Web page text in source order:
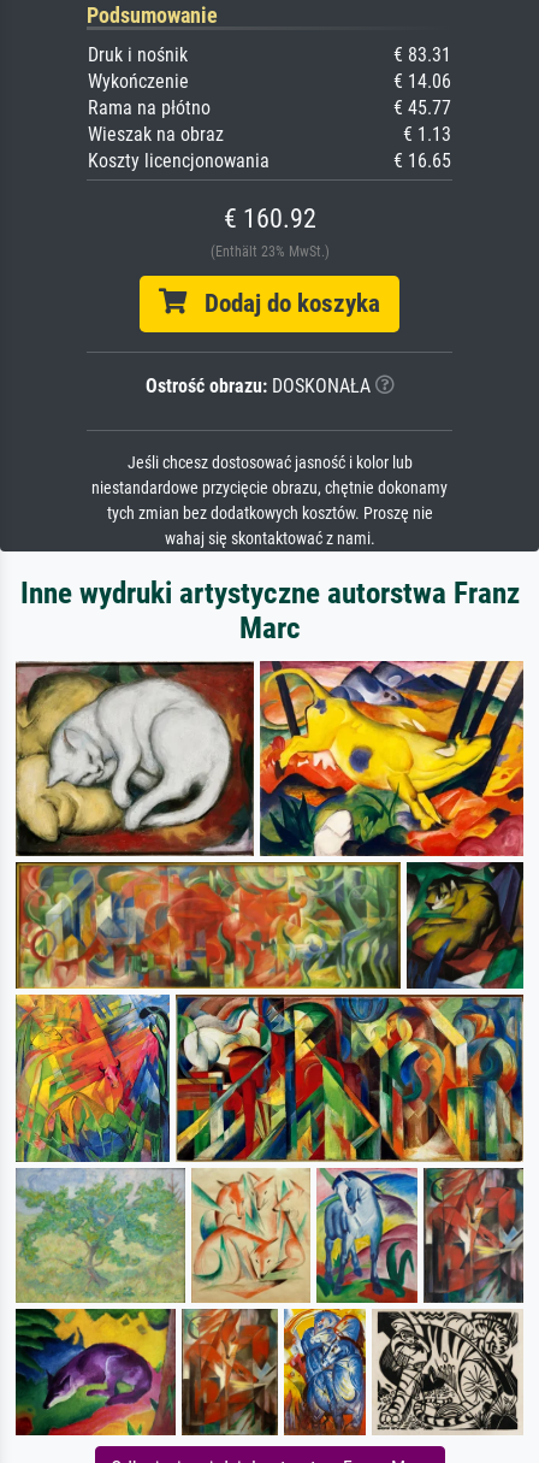
Podsumowanie
Druk i nośnik
€ 83.31
Wykończenie
€ 14.06
Rama na płótno
€ 45.77
Wieszak na obraz
€ 1.13
Koszty licencjonowania
€ 16.65
€ 160.92
(Enthält 23% MwSt.)
Dodaj do koszyka
Ostrość obrazu:DOSKONAŁA
Jeśli chcesz dostosować jasność i kolor lub
niestandardowe przycięcie obrazu, chętnie dokonamy
tych zmian bez dodatkowych kosztów. Proszę nie
wahaj się skontaktować z nami.
Inne wydruki artystyczne autorstwa Franz
Marc